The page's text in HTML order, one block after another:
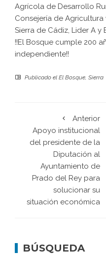
Agrícola de Desarrollo
Consejería de Agricultura
Sierra de Cádiz, Lider A y
!!El Bosque cumple 200
independiente!!
Publicado el El Bosque, Sierra
Anterior
Apoyo institucional
del presidente de la
Diputación al
Ayuntamiento de
Prado del Rey para
solucionar su
situación económica
BÚSQUEDA